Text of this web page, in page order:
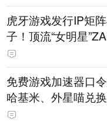
虎牙游戏发行IP矩
子！顶流“女明星
PY 正版3D消除手游
惊喜曝光
免费游戏加速器口
哈基米、外星喵兑